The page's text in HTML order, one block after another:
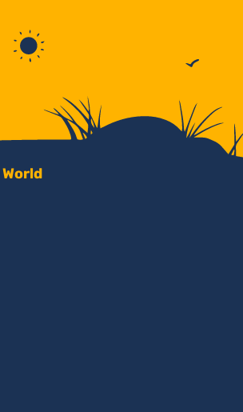
World